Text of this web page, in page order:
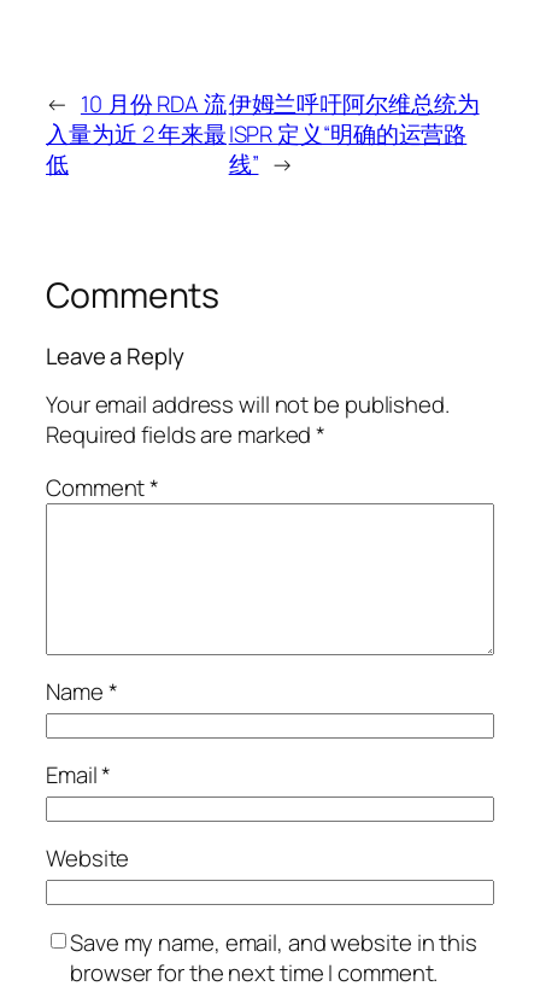
← 10 月份 RDA 流
入量为近 2 年来最
低
伊姆兰呼吁阿尔维总统为
ISPR 定义“明确的运营路
线” →
Comments
Leave a Reply
Your email address will not be published.
Required fields are marked*
Comment*
Name*
Email*
Website
Save my name, email, and website in this
browser for the next time I comment.